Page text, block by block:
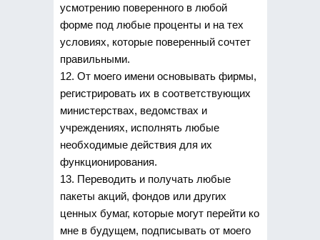
усмотрению поверенного в любой
форме под любые проценты и на тех
условиях, которые поверенный сочтет
правильными.
12. От моего имени основывать фирмы,
регистрировать их в соответствующих
министерствах, ведомствах и
учреждениях, исполнять любые
необходимые действия для их
функционирования.
13. Переводить и получать любые
пакеты акций, фондов или других
ценных бумаг, которые могут перейти ко
мне в будущем, подписывать от моего